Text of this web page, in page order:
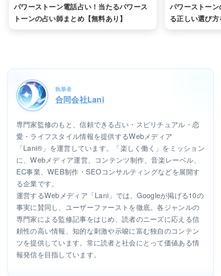
パワーストーン電話占い！当たるパワース
トーンの占い師まとめ【無料あり】
パワーストー
る正しい選び
執筆者
合同会社Lani
専門家監修のもと、信頼できる占い・スピリチュアル・恋
愛・ライフスタイル情報を提供するWebメディア
「Lani®」を運営しています。「楽しく働く」をミッション
に、Webメディア運営、コンテンツ制作、音楽レーベル、
EC事業、WEB制作・SEOコンサルティングなどを展開す
る企業です。
運営するWebメディア「Lani」では、Googleが掲げる10の
事実に賛同し、ユーザーファーストを徹底。各ジャンルの
専門家による監修記事をはじめ、読者のニーズに応える信
頼性の高い情報、知的な刺激や示唆に富む独自のコンテン
ツを提供しています。常に読者と社会にとって価値ある情
報発信を目指しています。